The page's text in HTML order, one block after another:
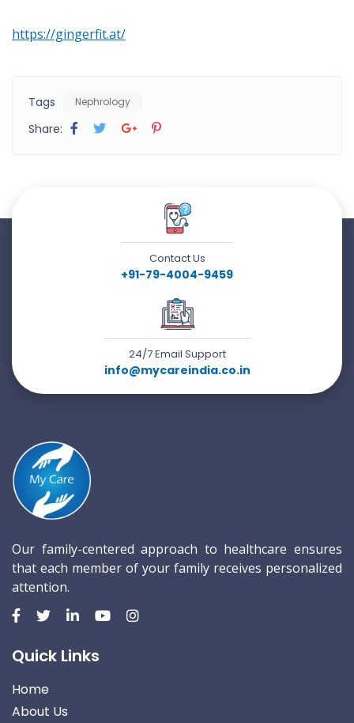
https://gingerfit.at/
Tags Nephrology
Share:
Contact Us
+91-79-4004-9459
24/7 Email Support
info@mycareindia.co.in
Our family-centered approach to healthcare ensures
that each member of your family receives personalized
attention.
Quick Links
Home
About Us